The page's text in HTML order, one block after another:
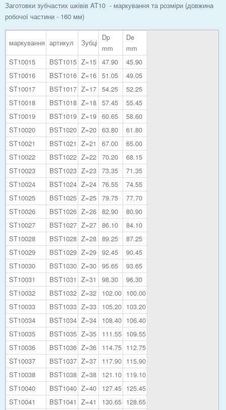
Заготовки зубчастих шківів AT10 - маркування та розміри (довжина
робочої частини - 160 мм)
маркування артикул Зубці
Dp
mm
De
mm
ST10015
BST1015 Z=15 47.90
45.90
ST10016
BST1016 Z=16 51.05
49.05
ST10017
BST1017 Z=17 54.25
52.25
ST10018
BST1018 Z=18 57.45
55.45
ST10019
BST1019 Z=19 60.65
58.60
ST10020
BST1020 Z=20 63.80
61.80
ST10021
BST1021 Z=21 67.00
65.00
ST10022
BST1022 Z=22 70.20
68.15
ST10023
BST1023 Z=23 73.35
71.35
ST10024
BST1024 Z=24 76.55
74.55
ST10025
BST1025 Z=25 79.75
77.70
ST10026
BST1026 Z=26 82.90
80.90
ST10027
BST1027 Z=27 86.10
84.10
ST10028
BST1028 Z=28 89.25
87.25
ST10029
BST1029 Z=29 92.45
90.45
ST10030
BST1030 Z=30 95.65
93.65
ST10031
BST1031 Z=31 98.30
96.30
ST10032
BST1032 Z=32 102.00 100.00
ST10033
BST1033 Z=33 105.20 103.20
ST10034
BST1034 Z=34 108.40 106.40
ST10035
BST1035 Z=35 111.55 109.55
ST10036
BST1036 Z=36 114.75 112.75
ST10037
BST1037 Z=37 117.90 115.90
ST10038
BST1038 Z=38 121.10 119.10
ST10040
BST1040 Z=40 127.45 125.45
ST10041
BST1041 Z=41 130.65 128.65